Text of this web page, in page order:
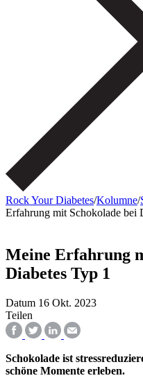
Rock Your Diabetes/Kolumne/
Erfahrung mit Schokolade bei
Meine Erfahrung
Diabetes Typ 1
Datum 16 Okt. 2023
Teilen
Schokolade ist
schöne Momente erleben.